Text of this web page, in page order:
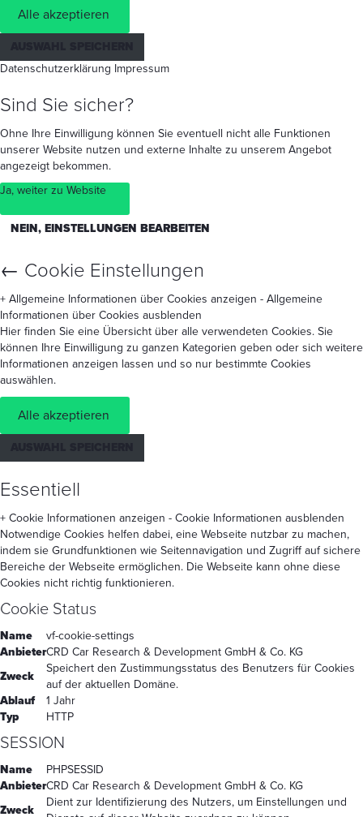
Alle akzeptieren
Datenschutzerklärung Impressum
Sind Sie sicher?
Ohne Ihre Einwilligung können Sie eventuell nicht alle Funktionen
unserer Website nutzen und externe Inhalte zu unserem Angebot
angezeigt bekommen.
Ja, weiter zu Website
NEIN, EINSTELLUNGEN BEARBEITEN
← Cookie Einstellungen
+ Allgemeine Informationen über Cookies anzeigen - Allgemeine
Informationen über Cookies ausblenden
Hier finden Sie eine Übersicht über alle verwendeten Cookies. Sie
können Ihre Einwilligung zu ganzen Kategorien geben oder sich weitere
Informationen anzeigen lassen und so nur bestimmte Cookies
auswählen.
Alle akzeptieren
Essentiell
+ Cookie Informationen anzeigen - Cookie Informationen ausblenden
Notwendige Cookies helfen dabei, eine Webseite nutzbar zu machen,
indem sie Grundfunktionen wie Seitennavigation und Zugriff auf sichere
Bereiche der Webseite ermöglichen. Die Webseite kann ohne diese
Cookies nicht richtig funktionieren.
Cookie Status
Name
vf-cookie-settings
AnbieterCRD Car Research & Development GmbH & Co. KG
Zweck
Speichert den Zustimmungsstatus des Benutzers für Cookies
auf der aktuellen Domäne.
Ablauf
1 Jahr
Typ
HTTP
SESSION
Name
PHPSESSID
AnbieterCRD Car Research & Development GmbH & Co. KG
Zweck
Dient zur Identifizierung des Nutzers, um Einstellungen und